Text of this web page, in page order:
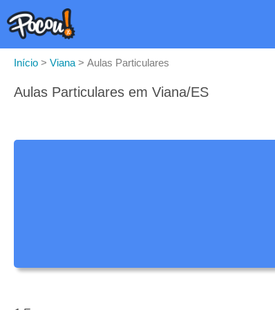
Início > Viana > Aulas Particulares
Aulas Particulares em Viana/ES